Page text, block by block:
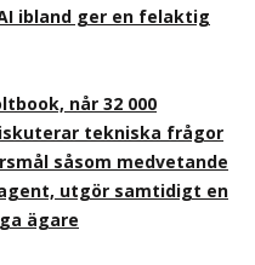
ibland ger en felaktig
når 32 000
tekniska frågor
såsom medvetande
utgör samtidigt en
ägare